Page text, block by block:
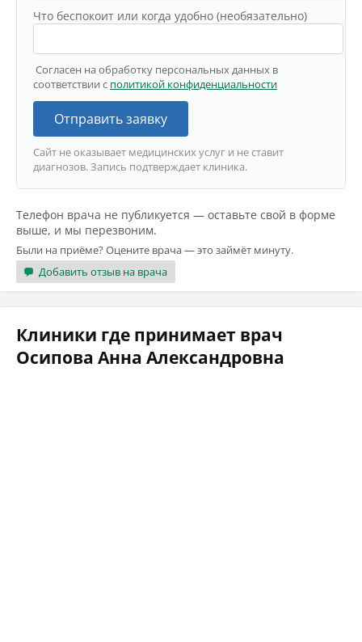
Что беспокоит или когда удобно (необязательно)
Согласен на обработку персональных данных в
соответствии с политикой конфиденциальности
Отправить заявку
Сайт не оказывает медицинских услуг и не ставит
диагнозов. Запись подтверждает клиника.
Телефон врача не публикуется — оставьте свой в форме
выше, и мы перезвоним.
Были на приёме? Оцените врача — это займёт минуту.
Добавить отзыв на врача
Клиники где принимает врач
Осипова Анна Александровна